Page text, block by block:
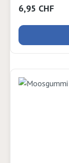
Regulärer
6,95 CHF